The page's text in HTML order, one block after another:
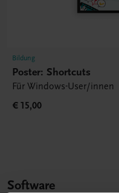
Bildung
Poster: Shortcuts
Für Windows-User/innen
€ 15,00
Software